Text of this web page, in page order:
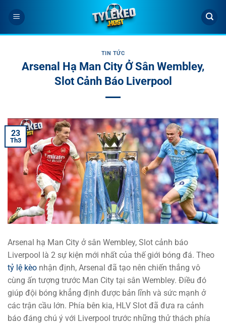
qua
nội
TIN TỨC
Arsenal Hạ Man City Ở Sân Wembley,
Slot Cảnh Báo Liverpool
23
Th3
Arsenal hạ Man City ở sân Wembley, Slot cảnh báo
Liverpool là 2 sự kiện mới nhất của thế giới bóng đá. Theo
tỷ lệ kèo nhận định, Arsenal đã tạo nên chiến thắng vô
cùng ấn tượng trước Man City tại sân Wembley. Điều đó
giúp đội bóng khẳng định được bản lĩnh và sức mạnh ở
các trận cầu lớn. Phía bên kia, HLV Slot đã đưa ra cảnh
báo đáng chú ý với Liverpool trước những thử thách phía